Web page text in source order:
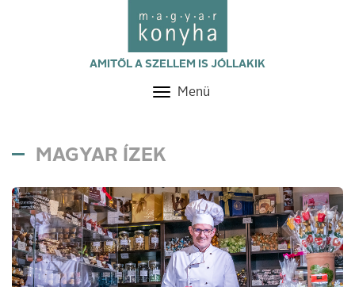
AMITŐL A SZELLEM IS JÓLLAKIK
Toggle
Menü
MAGYAR ÍZEK